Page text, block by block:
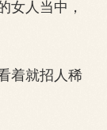
人当中，
着就招人稀